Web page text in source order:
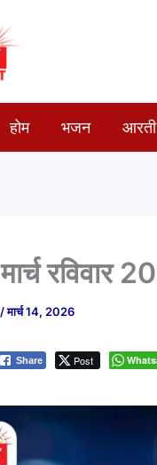
होम भजन
रविवार
/मार्च 14, 2026
Share Post